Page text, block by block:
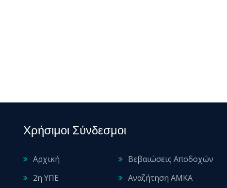
Χρήσιμοι Σύνδεσμοι
Αρχική
2η ΥΠΕ
Βεβαιώσεις Αποδοχών
Αναζήτηση ΑΜΚΑ